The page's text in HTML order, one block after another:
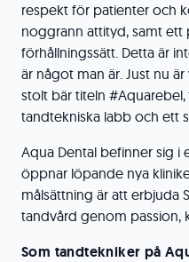
respekt för patienter och
noggrann attityd, samt ett
förhållningssätt. Detta är
är något man är. Just nu
stolt bär titeln
tandtekniska labb och ett
Aqua Dental befinner sig i
öppnar löpande nya
målsättning är att erbjuda
tandvård genom passion,
Som tandtekniker på